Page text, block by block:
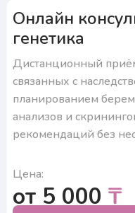
Онлайн
генетика
Дистанционный
связанных с
планированием
анализов и
рекомендаций без
Цена:
от 5 000 ₸